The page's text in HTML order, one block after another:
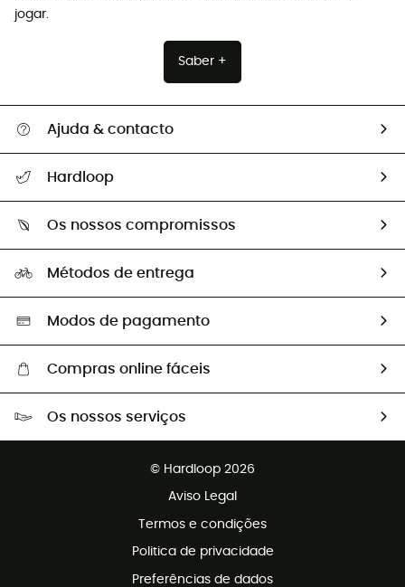
jogar.
Saber +
Ajuda & contacto
Devoluções e reembolsos
Guia de tamanhos
Trocas & Devoluções
Hardloop
Os nossos embaixadores
Os nossos compromissos
Seleção eco-responsável
Métodos de entrega
Modos de pagamento
Compras online fáceis
Devoluções gratuitas em 100 dias
Os nossos serviços
© Hardloop 2026
Aviso Legal
Termos e condições
Politica de privacidade
Preferências de dados